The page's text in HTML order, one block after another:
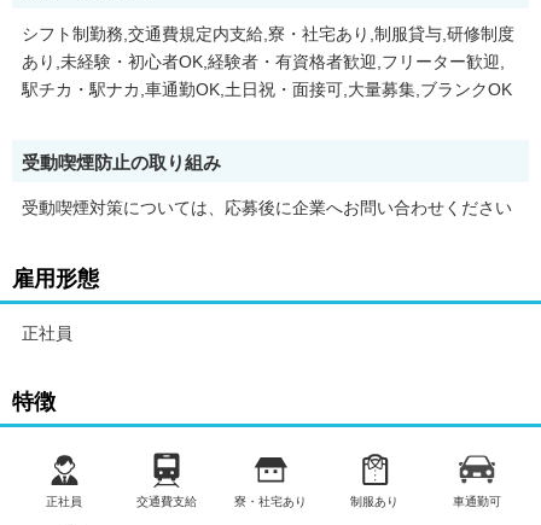
・新台情報への関心→業務での強みに
・接客経験→スムーズな顧客対応
★20代の方を中心とした若年層が活躍中！
先輩がしっかりとフォローしてくれるので、心配はいりません！
または、企画・マーケティング・販促部門へのキャリアチェンジ
も可能！
す。
※勤務先により待遇・福利厚生は異なります
勤務地：
シフト制勤務,交通費規定内支給,寮・社宅あり,制服貸与,研修制度
あり,未経験・初心者OK,経験者・有資格者歓迎,フリーター歓迎,
駅チカ・駅ナカ,車通勤OK,土日祝・面接可,大量募集,ブランクOK
受動喫煙防止の取り組み
受動喫煙対策については、応募後に企業へお問い合わせください
雇用形態
正社員
特徴
正社員 交通費支給 寮・社宅あり 制服あり 車通勤可